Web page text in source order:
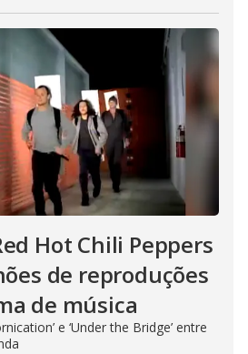
Hot Chili Peppers
de reproduções
de música
e ‘Under the Bridge’ entre